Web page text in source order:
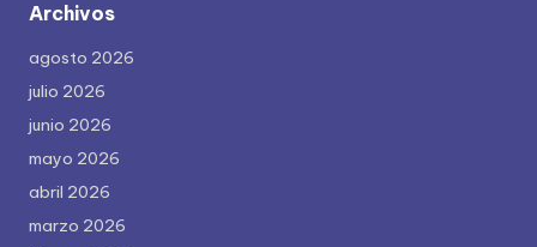
Archivos
agosto 2026
julio 2026
junio 2026
mayo 2026
abril 2026
marzo 2026